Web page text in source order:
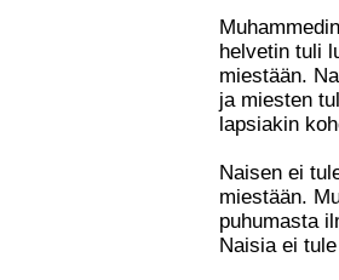
helvetin tuli
miestään.
ja miesten
lapsiakin
Naisen ei
miestään.
puhumasta
Naisia ei